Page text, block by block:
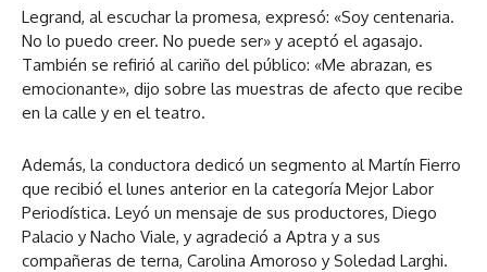
Legrand, al escuchar la promesa, expresó: «Soy centenaria.
No lo puedo creer. No puede ser» y aceptó el agasajo.
También se refirió al cariño del público: «Me abrazan, es
emocionante», dijo sobre las muestras de afecto que recibe
en la calle y en el teatro.
Además, la conductora dedicó un segmento al Martín Fierro
que recibió el lunes anterior en la categoría Mejor Labor
Periodística. Leyó un mensaje de sus productores, Diego
Palacio y Nacho Viale, y agradeció a Aptra y a sus
compañeras de terna, Carolina Amoroso y Soledad Larghi.